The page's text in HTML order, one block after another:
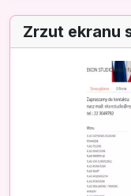
Zrzut ekranu